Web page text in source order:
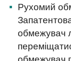
Рухомий
обмежувач